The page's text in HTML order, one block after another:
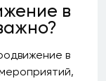
в
в